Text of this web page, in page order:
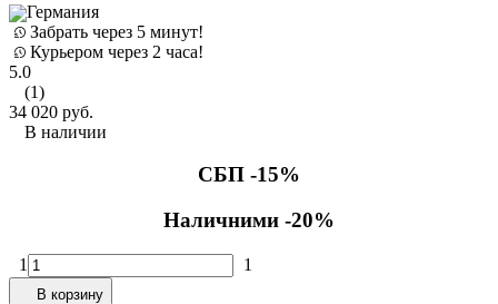
Германия
Забрать через 5 минут!
Курьером через 2 часа!
5.0
(1)
34 020 руб.
В наличии
СБП -15%
Наличними -20%
1 1
В корзину